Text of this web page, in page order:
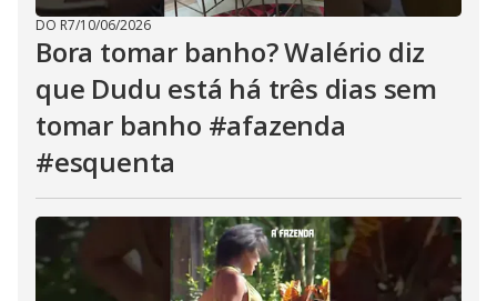
DO R7/10/06/2026
Bora tomar banho? Walério diz
que Dudu está há três dias sem
tomar banho #afazenda
#esquenta